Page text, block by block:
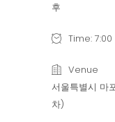
후
Time:
Venue
서울특별시 마
차)